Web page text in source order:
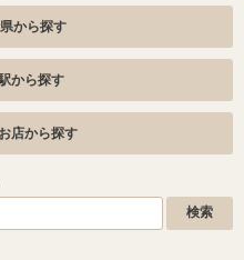
から探す
から探す
店から探す